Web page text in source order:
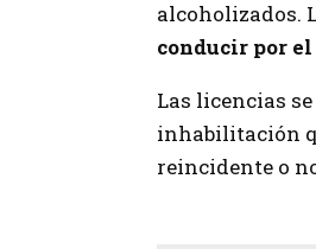
alcoholizados.
conducir por
Las licencias
inhabilitación
reincidente o